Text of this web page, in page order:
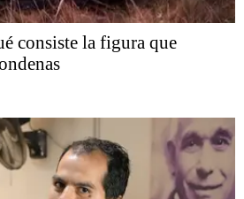
consiste la figura que